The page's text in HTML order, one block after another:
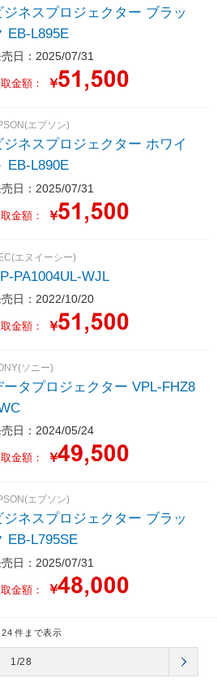
ジネスプロジェクター ブラッ
EB-L895E
日：2025/07/31
金額： ￥
エプソン)
ジネスプロジェクター ホワイ
EB-L890E
日：2025/07/31
金額： ￥
エヌイーシー)
PA1004UL-WJL
日：2022/10/20
金額： ￥
ソニー)
タプロジェクター VPL-FHZ8
日：2024/05/24
金額： ￥
エプソン)
ジネスプロジェクター ブラッ
EB-L795SE
日：2025/07/31
金額： ￥
24 件まで表示
1/28